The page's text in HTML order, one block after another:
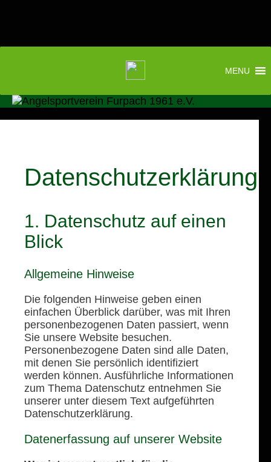
MENU
Springe
Datenschutzerklärung
1. Datenschutz auf einen
Blick
Allgemeine Hinweise
Die folgenden Hinweise geben einen
einfachen Überblick darüber, was mit Ihren
personenbezogenen Daten passiert, wenn
Sie unsere Website besuchen.
Personenbezogene Daten sind alle Daten,
mit denen Sie persönlich identifiziert
werden können. Ausführliche Informationen
zum Thema Datenschutz entnehmen Sie
unserer unter diesem Text aufgeführten
Datenschutzerklärung.
Datenerfassung auf unserer Website